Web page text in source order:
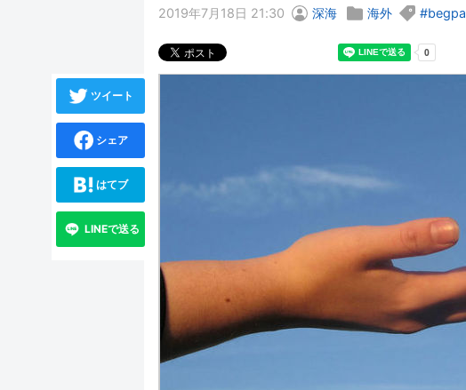
2019年7月18日 21:30 深海 海外
ツイート
シェア
はてブ
LINEで送る